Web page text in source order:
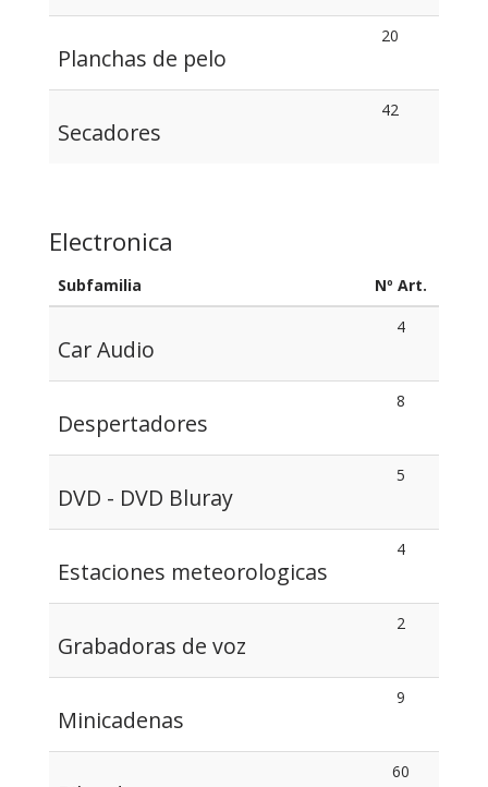
Planchas de pelo
20
Secadores
42
Electronica
Subfamilia Nº Art.
Car Audio
4
Despertadores
8
DVD - DVD Bluray
5
Estaciones meteorologicas
4
Grabadoras de voz
2
Minicadenas
9
60